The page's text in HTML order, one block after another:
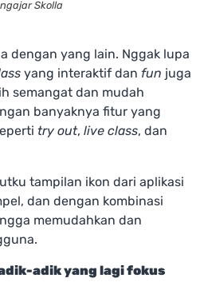
Skolla
dengan yang lain. Nggak lupa
yang interaktif dan fun juga
semangat dan mudah
banyaknya fitur yang
try out, live class, dan
tampilan ikon dari aplikasi
dan dengan kombinasi
memudahkan dan
adik yang lagi fokus